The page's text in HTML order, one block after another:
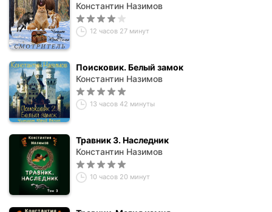
Константин Назимов
12 часов 27 минут
Поисковик. Белый замок
Константин Назимов
13 часов 42 минуты
Травник 3. Наследник
Константин Назимов
10 часов 20 минут